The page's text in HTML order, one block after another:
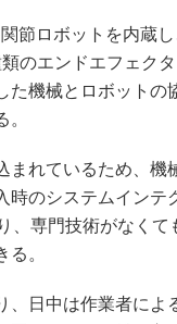
節ロボットを内蔵
のエンドエフェク
た機械とロボット
れているため、機
時のシステムイン
、専門技術がなく
。
日中は作業者によ